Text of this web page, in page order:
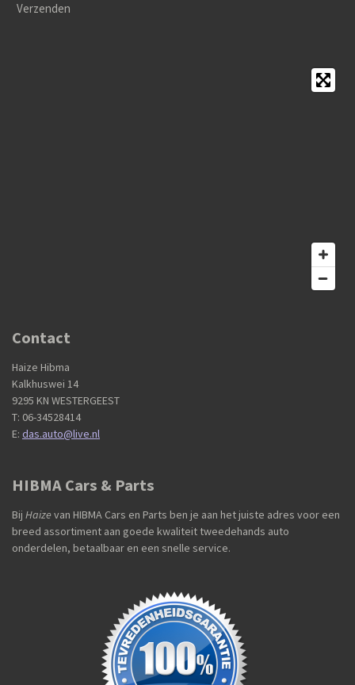
Verzenden
Contact
Haize Hibma
Kalkhuswei 14
9295 KN WESTERGEEST
T: 06-34528414
E: das.auto@live.nl
HIBMA Cars & Parts
Bij Haizevan HIBMA Cars en Parts ben je aan het juiste adres voor een
breed assortiment aan goede kwaliteit tweedehands auto
onderdelen, betaalbaar en een snelle service.